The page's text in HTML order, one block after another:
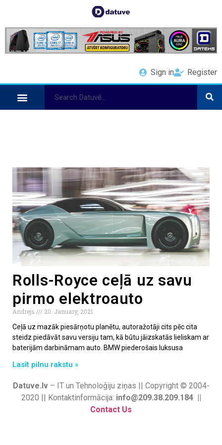
Sign in Register
Rolls-Royce ceļā uz savu
pirmo elektroauto
Andrejs
20. January, 2021
Ceļā uz mazāk piesārņotu planētu, autoražotāji cits pēc cita
steidz piedāvāt savu versiju tam, kā būtu jāizskatās lieliskam ar
baterijām darbināmam auto. BMW piederošais luksusa
Lasīt pilnu rakstu »
Datuve.lv– IT un Tehnoloģiju ziņas || Copyright © 2004-
2020 || Kontaktinformācija: info@209.38.209.184 ||
Contact Us